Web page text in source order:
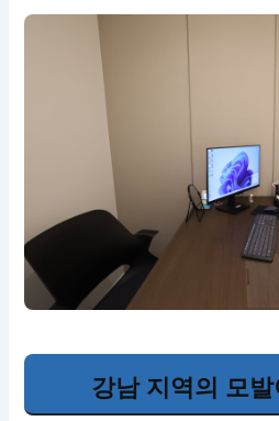
강남 지역의 모